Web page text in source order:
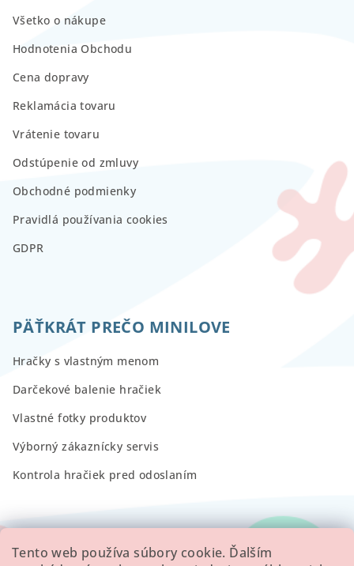
Tento web používa súbory cookie. Ďalším
Všetko o nákupe
Hodnotenia Obchodu
Cena dopravy
Reklamácia tovaru
Vrátenie tovaru
Odstúpenie od zmluvy
Obchodné podmienky
Pravidlá používania cookies
GDPR
PÄŤKRÁT PREČO MINILOVE
Hračky s vlastným menom
Darčekové balenie hračiek
Vlastné fotky produktov
Výborný zákaznícky servis
Kontrola hračiek pred odoslaním
RECENZIE